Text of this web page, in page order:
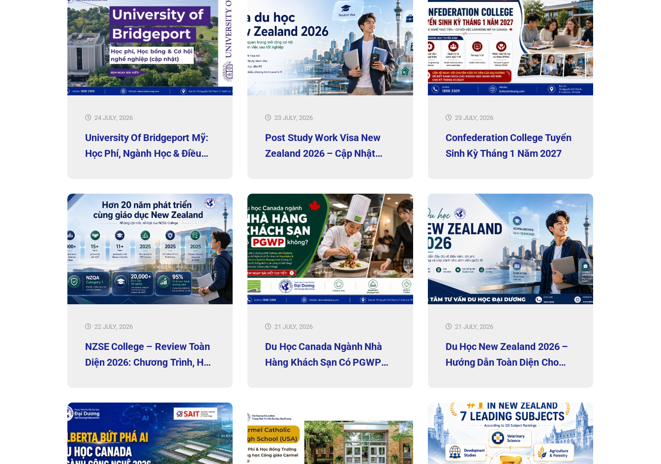
24 JULY, 2026
University Of Bridgeport Mỹ:
Học Phí, Ngành Học & Điều
23 JULY, 2026
Post Study Work Visa New
Zealand 2026 – Cập Nhật
23 JULY, 2026
Confederation College Tuyển
Sinh Kỳ Tháng 1 Năm 2027
22 JULY, 2026
NZSE College – Review Toàn
Diện 2026: Chương Trình, Học
21 JULY, 2026
Du Học Canada Ngành Nhà
Hàng Khách Sạn Có PGWP
21 JULY, 2026
Du Học New Zealand 2026 –
Hướng Dẫn Toàn Diện Cho